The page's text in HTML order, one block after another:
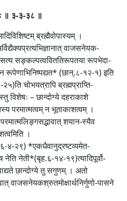
॥ ३-३-३८ ॥
ब्रह्मैवोपास्यम् ।
वाजसनेयक-
सङ्कल्पत्वविततिरूपतया रूपभेदा-
रूपेणाभिनिष्पद्यत* (छान्.८-१२-१) इति
चोभयत्रापि ब्रह्मप्राप्ति-
विशेषः – छान्दोग्ये दहराकाशे
परमात्मत्वम् न भूताकाशत्वम् ।
शयान-स्यैव
।
४-२९) *एकधैवानुद्रष्टव्यमेत-
नेती*(बृह.६-१४-१९)त्यादिपूर्वो-
छान्दोग्ये तु सगुणम् । अतो
वाजसनेयकश्रुतमोक्षार्थनिर्गुणो-पासने